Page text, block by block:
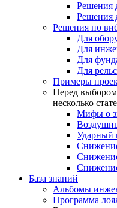
Решения
Решения
Решения по
Для
Для
Для
Для
Примеры
Перед
несколько
Мифы о
Ударный
База знаний
Альбомы
Программа